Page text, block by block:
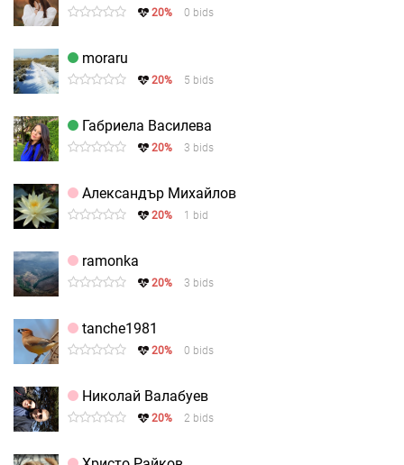
20% 0 bids
moraru
20% 5 bids
Габриела Василева
20% 3 bids
Александър Михайлов
20% 1 bid
ramonka
20% 3 bids
tanche1981
20% 0 bids
Николай Валабуев
20% 2 bids